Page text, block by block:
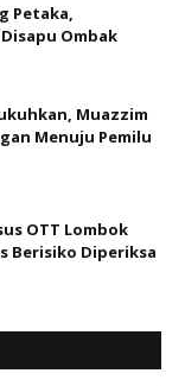
Petaka,
Ombak
Muazzim
Menuju Pemilu
OTT Lombok
Berisiko Diperiksa